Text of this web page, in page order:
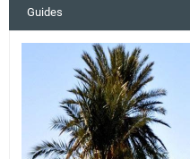
Guides